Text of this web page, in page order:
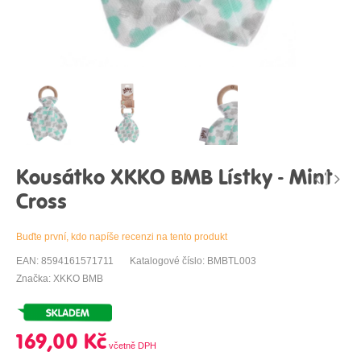
Kousátko XKKO BMB Lístky - Mint
Cross
Buďte první, kdo napíše recenzi na tento produkt
EAN: 8594161571711
Katalogové číslo: BMBTL003
Značka: XKKO BMB
169,00 Kč